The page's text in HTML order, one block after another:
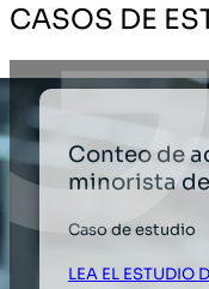
CASOS DE
Conteo de
minorista
Caso de estudio
LEA EL ESTUDIO